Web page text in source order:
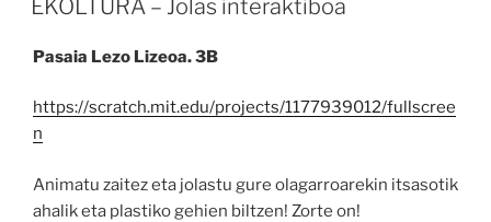
EKOLTURA – Jolas interaktiboa
Pasaia Lezo Lizeoa. 3B
https://scratch.mit.edu/projects/1177939012/fullscree
n
Animatu zaitez eta jolastu gure olagarroarekin itsasotik
ahalik eta plastiko gehien biltzen! Zorte on!